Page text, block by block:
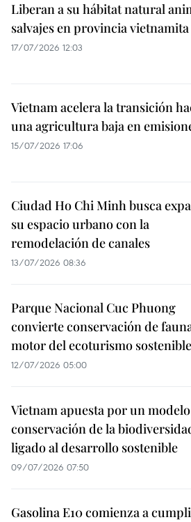
Liberan a su hábitat natural
salvajes en provincia vietnamita
17/07/2026 12:03
Vietnam acelera la transición
una agricultura baja en
15/07/2026 17:06
Ciudad Ho Chi Minh busca
su espacio urbano con la
remodelación de canales
13/07/2026 08:36
Parque Nacional Cuc Phuong
convierte conservación de
motor del ecoturismo sostenible
12/07/2026 05:00
Vietnam apuesta por un
conservación de la
ligado al desarrollo sostenible
09/07/2026 07:50
Gasolina E10 comienza a